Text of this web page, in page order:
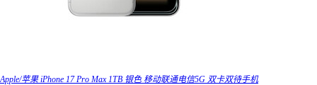
Apple/苹果 iPhone 17 Pro Max 1TB 银色 移动联通电信5G 双卡双待手机